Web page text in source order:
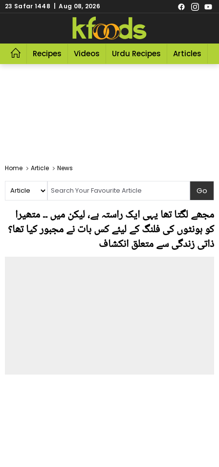
23 Safar 1448 | Aug 08, 2026
Recipes Videos Urdu Recipes Articles
Home Article News
مجھے لگتا تھا یہی ایک راستہ ہے، لیکن میں ۔۔ متھیرا
کو ہونٹوں کی فلنگ کے لیئے کس بات نے مجبور کیا تھا؟
ذاتی زندگی سے متعلق انکشاف